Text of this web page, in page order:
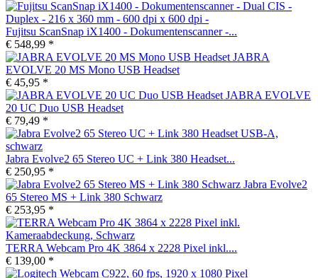
Fujitsu ScanSnap iX1400 - Dokumentenscanner -...
€ 548,99 *
JABRA
EVOLVE 20 MS Mono USB Headset
€ 45,95 *
JABRA EVOLVE
20 UC Duo USB Headset
€ 79,49 *
Jabra Evolve2 65 Stereo UC + Link 380 Headset...
€ 250,95 *
Jabra Evolve2
65 Stereo MS + Link 380 Schwarz
€ 253,95 *
TERRA Webcam Pro 4K 3864 x 2228 Pixel inkl....
€ 139,00 *